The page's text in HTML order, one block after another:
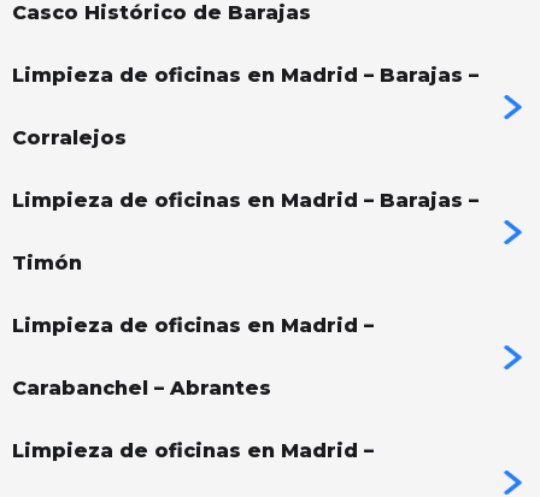
Casco Histórico de Barajas
Limpieza de oficinas en Madrid – Barajas –
Corralejos
Limpieza de oficinas en Madrid – Barajas –
Timón
Limpieza de oficinas en Madrid –
Carabanchel – Abrantes
Limpieza de oficinas en Madrid –